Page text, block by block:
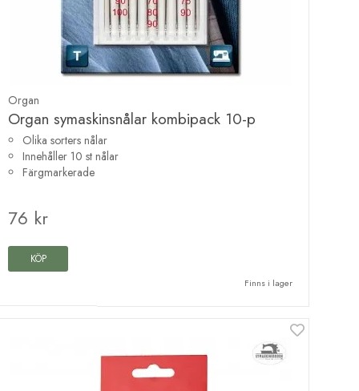
Organ
Organ symaskinsnålar kombipack 10-p
Olika sorters nålar
Innehåller 10 st nålar
Färgmarkerade
76 kr
KÖP
Finns i lager